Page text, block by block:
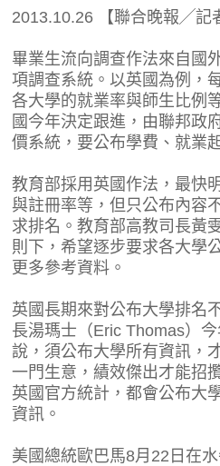
2013.10.26 【聯合晚報╱記
畢業生流向調查作法來自國
項調查系統。以英國為例，
各大學的就業率與師生比例
國今年決定跟進，由聯邦政
價系統，要公布學費、就業
教育部採用英國作法，最快
與註冊率等，但只公布內容
求排名。教育部高教司長黃
則下，希望逐步要求各大學
更多參考資料。
英國長期來對公布大學排名
長湯瑪士（Eric Thomas）
說，須公布大學所有資訊，
一門生意，績效傑出才能招
英國官方統計，都會公布大
資訊。
美國總統歐巴馬8月22日在